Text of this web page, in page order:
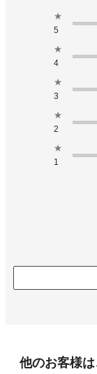
★
5
★
4
★
3
★
2
★
1
他のお客様